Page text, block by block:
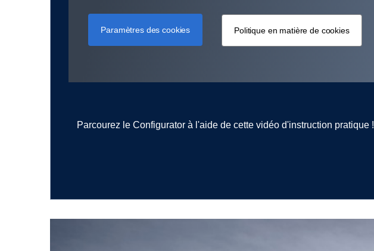
Paramètres des cookies Politique en matière de cookies
Parcourez le Configurator à l'aide de cette vidéo d'instruction pratique !